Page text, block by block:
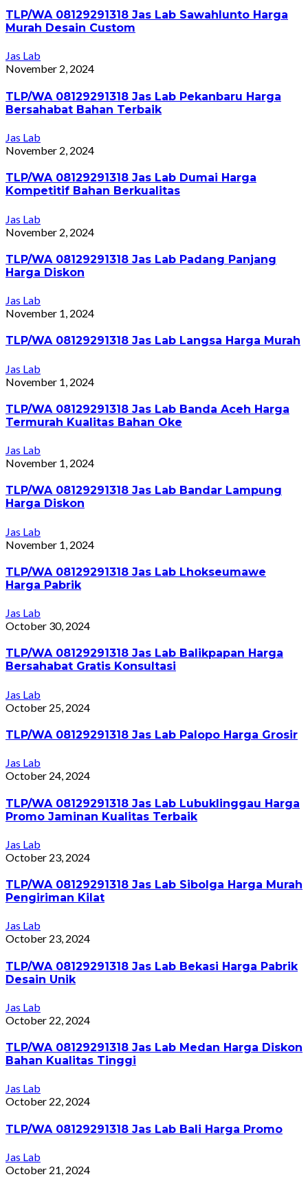
TLP/WA 08129291318 Jas Lab Sawahlunto Harga
Murah Desain Custom
Jas Lab
November 2, 2024
TLP/WA 08129291318 Jas Lab Pekanbaru Harga
Bersahabat Bahan Terbaik
Jas Lab
November 2, 2024
TLP/WA 08129291318 Jas Lab Dumai Harga
Kompetitif Bahan Berkualitas
Jas Lab
November 2, 2024
TLP/WA 08129291318 Jas Lab Padang Panjang
Harga Diskon
Jas Lab
November 1, 2024
TLP/WA 08129291318 Jas Lab Langsa Harga Murah
Jas Lab
November 1, 2024
TLP/WA 08129291318 Jas Lab Banda Aceh Harga
Termurah Kualitas Bahan Oke
Jas Lab
November 1, 2024
TLP/WA 08129291318 Jas Lab Bandar Lampung
Harga Diskon
Jas Lab
November 1, 2024
TLP/WA 08129291318 Jas Lab Lhokseumawe
Harga Pabrik
Jas Lab
October 30, 2024
TLP/WA 08129291318 Jas Lab Balikpapan Harga
Bersahabat Gratis Konsultasi
Jas Lab
October 25, 2024
TLP/WA 08129291318 Jas Lab Palopo Harga Grosir
Jas Lab
October 24, 2024
TLP/WA 08129291318 Jas Lab Lubuklinggau Harga
Promo Jaminan Kualitas Terbaik
Jas Lab
October 23, 2024
TLP/WA 08129291318 Jas Lab Sibolga Harga Murah
Pengiriman Kilat
Jas Lab
October 23, 2024
TLP/WA 08129291318 Jas Lab Bekasi Harga Pabrik
Desain Unik
Jas Lab
October 22, 2024
TLP/WA 08129291318 Jas Lab Medan Harga Diskon
Bahan Kualitas Tinggi
Jas Lab
October 22, 2024
TLP/WA 08129291318 Jas Lab Bali Harga Promo
Jas Lab
October 21, 2024